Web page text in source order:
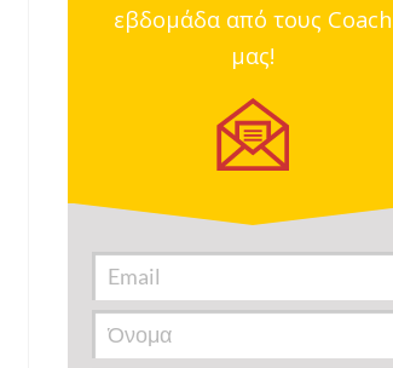
εβδομάδα από τους Coach
μας!